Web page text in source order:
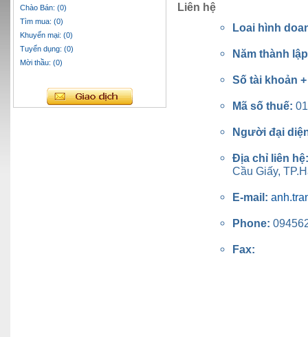
Chào Bán: (0)
Tìm mua: (0)
Khuyến mại: (0)
Tuyển dụng: (0)
Mời thầu: (0)
Liên hệ
Loai hình
Năm thành
Số tài khoản
Mã số thuế:
Người đại
Địa chỉ liên
Cầu Giấy,
E-mail:
Phone:
Fax: